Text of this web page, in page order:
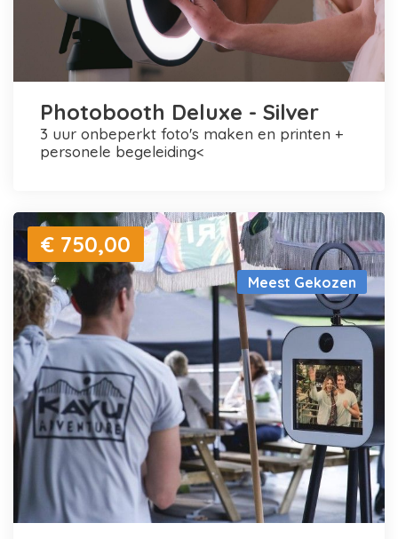
Photobooth Deluxe - Silver
3 uur onbeperkt foto's maken en printen +
personele begeleiding<
Meest Gekozen
€ 750,00